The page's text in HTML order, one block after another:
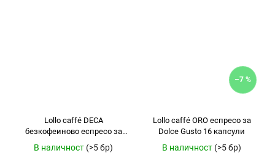
Lollo caffé DECA
безкофеиново еспресо за
Dolce Gusto 16 капсули
В наличност (>5 бр)
–7 %
Lollo caffé ORO еспресо за
Dolce Gusto 16 капсули
В наличност (>5 бр)